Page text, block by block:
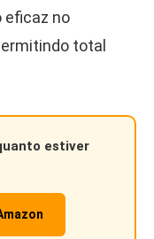
eficaz no
total
estiver